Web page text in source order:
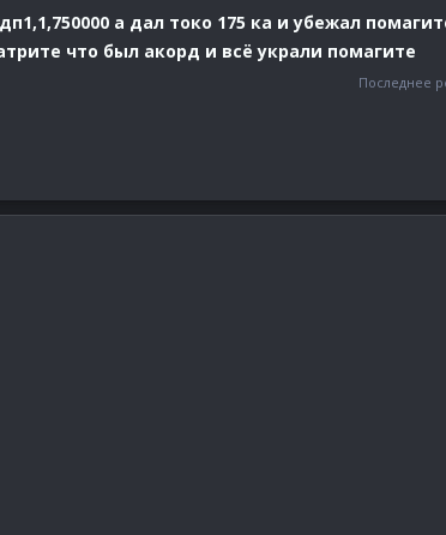
а дал токо 175 ка и убежал
что был акорд и всё украли помагите
Последнее